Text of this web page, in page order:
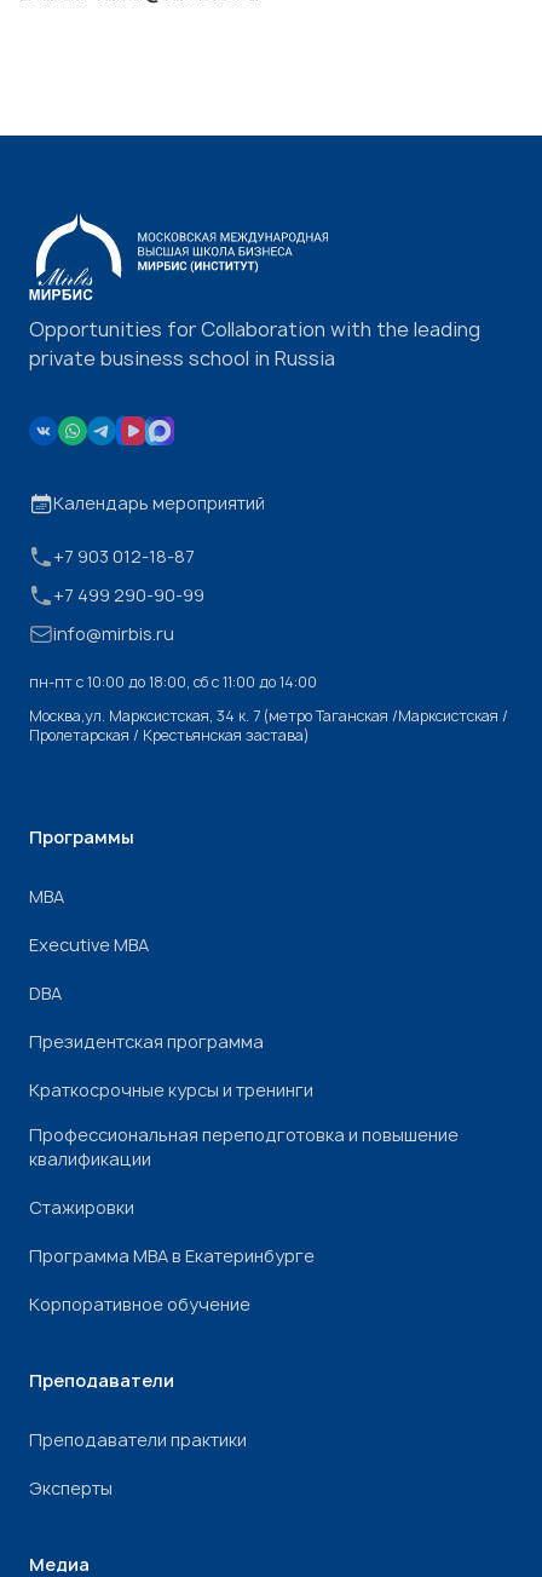
Opportunities for Collaboration with the leading
private business school in Russia
Календарь мероприятий
+7 903 012-18-87
+7 499 290-90-99
info@mirbis.ru
пн-пт с 10:00 до 18:00, cб с 11:00 до 14:00
Москва,ул. Марксистская, 34 к. 7 (метро Таганская /Марксистская /
Пролетарская / Крестьянская застава)
Программы
МВА
Executive MBA
DBA
Президентская программа
Краткосрочные курсы и тренинги
Профессиональная переподготовка и повышение
квалификации
Стажировки
Программа МВА в Екатеринбурге
Корпоративное обучение
Преподаватели
Преподаватели практики
Эксперты
Медиа